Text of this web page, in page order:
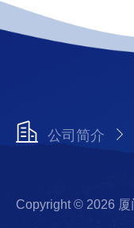
公司简介
Copyright © 2026